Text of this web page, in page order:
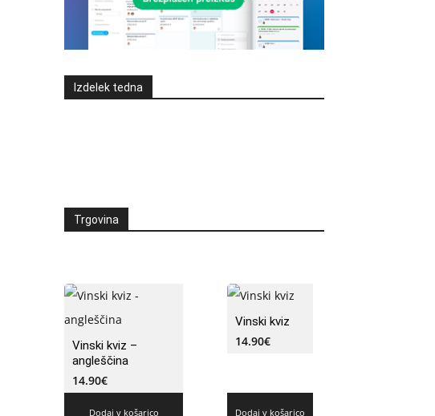
Izdelek tedna
Trgovina
Vinski kviz –
angleščina
14.90€
Dodaj v košarico
Vinski kviz
14.90€
Dodaj v košarico